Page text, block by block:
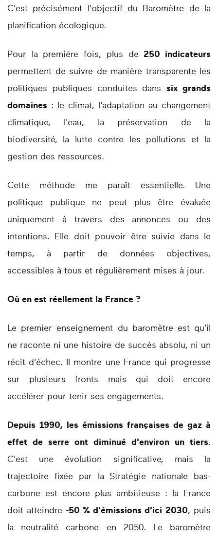
C'est précisément l'objectif du Baromètre de la
planification écologique.
Pour la première fois, plus de 250 indicateurs
permettent de suivre de manière transparente les
politiques publiques conduites danssix grands
domaines : le climat, l'adaptation au changement
climatique, l'eau, la préservation de la
biodiversité, la lutte contre les pollutions et la
gestion des ressources.
Cette méthode me paraît essentielle. Une
politique publique ne peut plus être évaluée
uniquement à travers des annonces ou des
intentions. Elle doit pouvoir être suivie dans le
temps, à partir de données objectives,
accessibles à tous et régulièrement mises à jour.
Où en est réellement la France ?
Le premier enseignement du baromètre est qu'il
ne raconte ni une histoire de succès absolu, ni un
récit d'échec. Il montre une France qui progresse
sur plusieurs fronts mais qui doit encore
accélérer pour tenir ses engagements.
Depuis 1990, les émissions françaises de gaz à
effet de serre ont diminué d'environ un tiers.
C'est une évolution significative, mais la
trajectoire fixée par la Stratégie nationale bas-
carbone est encore plus ambitieuse : la France
doit atteindre -50 % d'émissions d'ici 2030, puis
la neutralité carbone en 2050. Le baromètre